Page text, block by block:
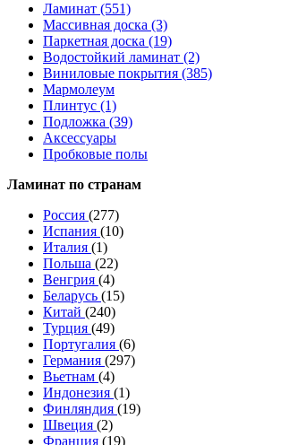
Ламинат (551)
Массивная доска (3)
Паркетная доска (19)
Водостойкий ламинат (2)
Виниловые покрытия (385)
Мармолеум
Плинтус (1)
Подложка (39)
Аксессуары
Пробковые полы
Ламинат по странам
Россия (277)
Испания (10)
Италия (1)
Польша (22)
Венгрия (4)
Беларусь (15)
Китай (240)
Турция (49)
Португалия (6)
Германия (297)
Вьетнам (4)
Индонезия (1)
Финляндия (19)
Швеция (2)
Франция (19)